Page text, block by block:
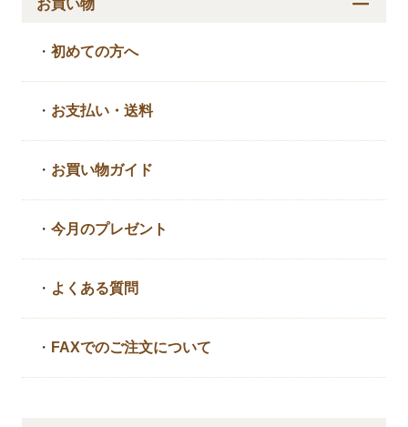
お買い物
・初めての方へ
・ お支払い・送料
・ お買い物ガイド
・今月のプレゼント
・ よくある質問
・ FAXでのご注文について